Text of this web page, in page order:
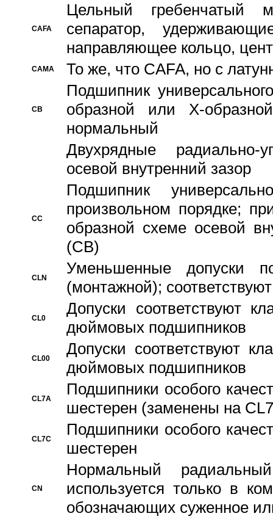
CAFA
Цельный гребенчатый
сепаратор,
направляющее кольцо,
CAMA То же, что CAFA, но с
CB
Подшипник
образной или Х-
нормальный
Двухрядные радиально-
осевой внутренний зазор
CC
Подшипник
произвольном порядке;
образной схеме осевой
(CB)
CLN
Уменьшенные
(монтажной);
CL0
Допуски соответствуют
дюймовых подшипников
CL00
Допуски соответствуют
дюймовых подшипников
CL7A
Подшипники особого
шестерен (заменены на
CL7C
Подшипники особого
шестерен
CN
Hормальный
используется только в
обозначающих суженное